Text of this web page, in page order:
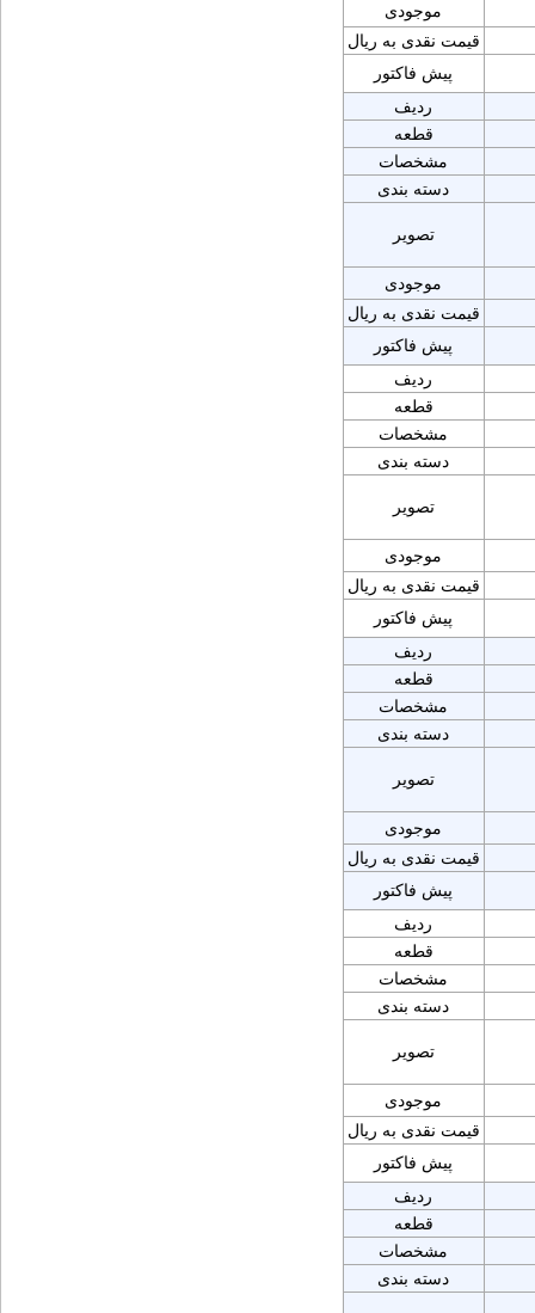
موجودی
قیمت نقدی به ریال
پیش فاکتور
ردیف
قطعه
مشخصات
دسته بندی
تصویر
موجودی
قیمت نقدی به ریال
پیش فاکتور
ردیف
قطعه
مشخصات
دسته بندی
تصویر
موجودی
قیمت نقدی به ریال
پیش فاکتور
ردیف
قطعه
مشخصات
دسته بندی
تصویر
موجودی
قیمت نقدی به ریال
پیش فاکتور
ردیف
قطعه
مشخصات
دسته بندی
تصویر
موجودی
قیمت نقدی به ریال
پیش فاکتور
ردیف
قطعه
مشخصات
دسته بندی